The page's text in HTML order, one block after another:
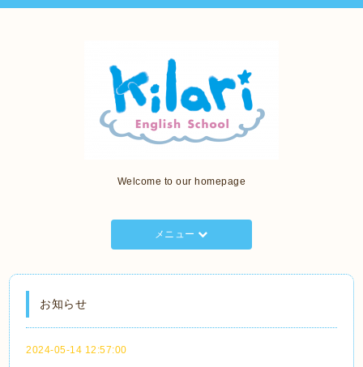
Welcome to our homepage
メニュー
お知らせ
2024-05-14 12:57:00